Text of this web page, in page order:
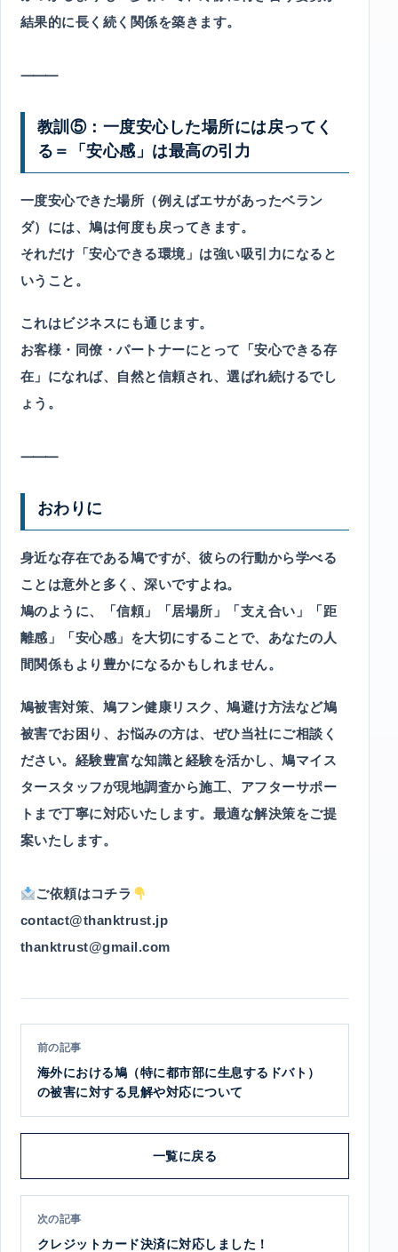
結果的に長く続く関係を築きます。
⸻
教訓⑤：一度安心した場所には戻ってく
る＝「安心感」は最高の引力
一度安心できた場所（例えばエサがあったベラン
ダ）には、鳩は何度も戻ってきます。
それだけ「安心できる環境」は強い吸引力になると
いうこと。
これはビジネスにも通じます。
お客様・同僚・パートナーにとって「安心できる存
在」になれば、自然と信頼され、選ばれ続けるでし
ょう。
⸻
おわりに
身近な存在である鳩ですが、彼らの行動から学べる
ことは意外と多く、深いですよね。
鳩のように、「信頼」「居場所」「支え合い」「距
離感」「安心感」を大切にすることで、あなたの人
間関係もより豊かになるかもしれません。
鳩被害対策、鳩フン健康リスク、鳩避け方法など鳩
被害でお困り、お悩みの方は、ぜひ当社にご相談く
ださい。経験豊富な知識と経験を活かし、鳩マイス
タースタッフが現地調査から施工、アフターサポー
トまで丁寧に対応いたします。最適な解決策をご提
案いたします。
ご依頼はコチラ
contact@thanktrust.jp
thanktrust@gmail.com
前の記事
海外における鳩（特に都市部に生息するドバト）
の被害に対する見解や対応について
一覧に戻る
次の記事
クレジットカード決済に対応しました！